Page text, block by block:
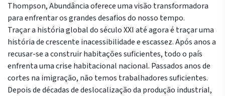
Thompson, Abundância oferece uma visão transformadora
para enfrentar os grandes desafios do nosso tempo.
Traçar a história global do século XXI até agora é traçar uma
história de crescente inacessibilidade e escassez. Após anos a
recusar-se a construir habitações suficientes, todo o país
enfrenta uma crise habitacional nacional. Passados anos de
cortes na imigração, não temos trabalhadores suficientes.
Depois de décadas de deslocalização da produção industrial,